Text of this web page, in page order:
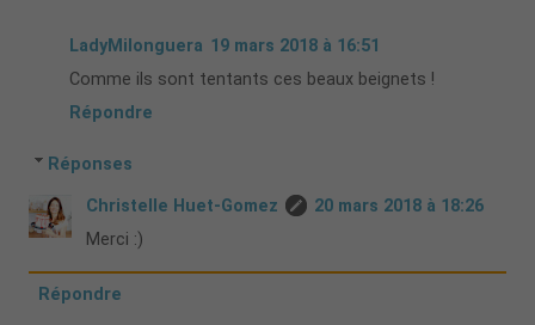
LadyMilonguera 19 mars 2018 à 16:51
Comme ils sont tentants ces beaux beignets !
Répondre
Réponses
Christelle Huet-Gomez
20 mars 2018 à 18:26
Merci :)
Répondre